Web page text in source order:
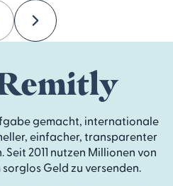
Next
gemacht, internationale
einfacher, transparenter
2011 nutzen Millionen von
Geld zu versenden.